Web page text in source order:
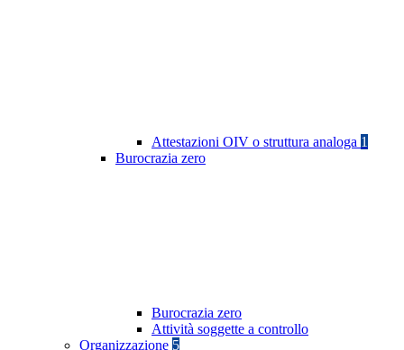
Attestazioni OIV o struttura analoga 1
Burocrazia zero
Burocrazia zero
Attività soggette a controllo
Organizzazione 5